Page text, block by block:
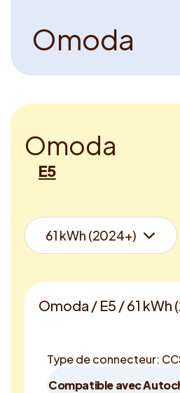
Omoda
Omoda
E5
Omoda / E5 / 61 kWh
Type de connecteur:
Compatible avec